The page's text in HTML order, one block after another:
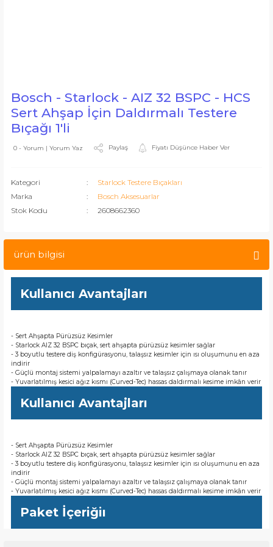
Bosch - Starlock - AIZ 32 BSPC - HCS
Sert Ahşap İçin Daldırmalı Testere
Bıçağı 1'li
0 - Yorum | Yorum Yaz Paylaş Fiyatı Düşünce Haber Ver
Kategori
Starlock Testere Bıçakları
Marka
Bosch Aksesuarlar
Stok Kodu
2608662360
ürün bilgisi
Kullanıcı Avantajları
- Sert Ahşapta Pürüzsüz Kesimler
- Starlock AIZ 32 BSPC bıçak, sert ahşapta pürüzsüz kesimler sağlar
- 3 boyutlu testere diş konfigürasyonu, talaşsız kesimler için ısı oluşumunu en aza
indirir
- Güçlü montaj sistemi yalpalamayı azaltır ve talaşsız çalışmaya olanak tanır
- Yuvarlatılmış kesici ağız kısmı (Curved-Tec) hassas daldırmalı kesime imkân verir
Kullanıcı Avantajları
- Sert Ahşapta Pürüzsüz Kesimler
- Starlock AIZ 32 BSPC bıçak, sert ahşapta pürüzsüz kesimler sağlar
- 3 boyutlu testere diş konfigürasyonu, talaşsız kesimler için ısı oluşumunu en aza
indirir
- Güçlü montaj sistemi yalpalamayı azaltır ve talaşsız çalışmaya olanak tanır
- Yuvarlatılmış kesici ağız kısmı (Curved-Tec) hassas daldırmalı kesime imkân verir
Paket İçeriğiı